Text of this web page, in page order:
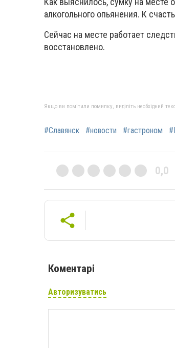
алкогольного опьянения. К
Сейчас на месте работает
восстановлено.
Якщо ви помітили помилку, виділіть необхідний
#Славянск #новости #гастроном
0,0
Коментарі
Авторизуватись